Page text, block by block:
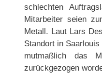
schlechten
Mitarbeiter seien
Metall. Laut Lars
Standort in
mutmaßlich das
zurückgezogen